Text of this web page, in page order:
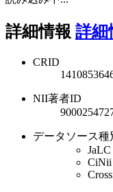
詳細情報 詳細
CRID
NII著者ID
データソース種
JaLC
CiNii